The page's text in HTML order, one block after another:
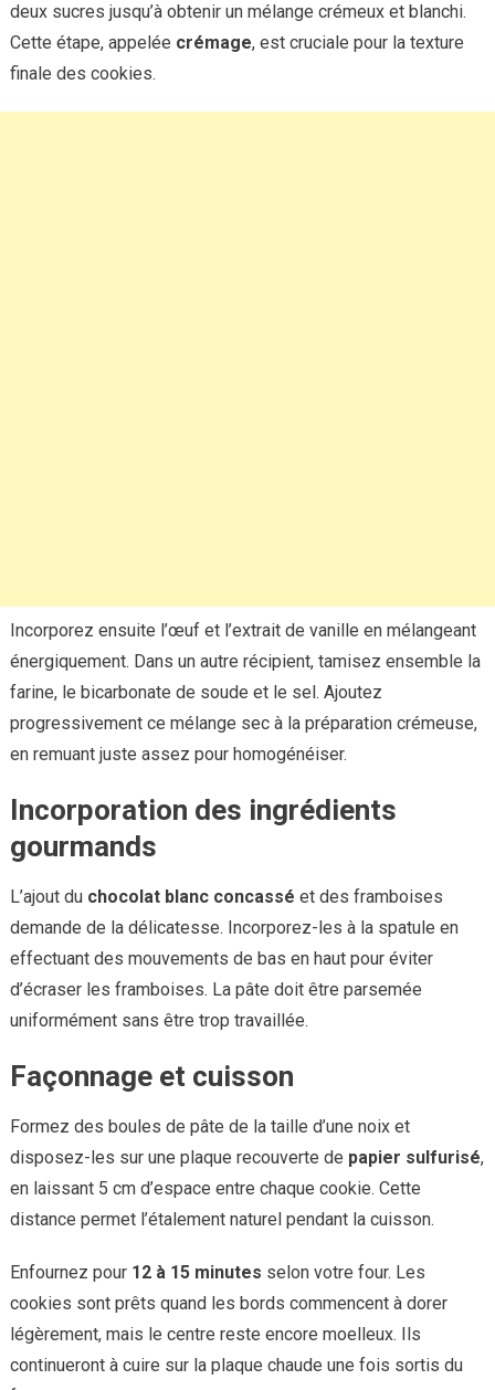
deux sucres jusqu’à obtenir un mélange crémeux et blanchi.
Cette étape, appelée crémage, est cruciale pour la texture
finale des cookies.
Incorporez ensuite l’œuf et l’extrait de vanille en mélangeant
énergiquement. Dans un autre récipient, tamisez ensemble la
farine, le bicarbonate de soude et le sel. Ajoutez
progressivement ce mélange sec à la préparation crémeuse,
en remuant juste assez pour homogénéiser.
Incorporation des ingrédients
gourmands
L’ajout du chocolat blanc concassé et des framboises
demande de la délicatesse. Incorporez-les à la spatule en
effectuant des mouvements de bas en haut pour éviter
d’écraser les framboises. La pâte doit être parsemée
uniformément sans être trop travaillée.
Façonnage et cuisson
Formez des boules de pâte de la taille d’une noix et
disposez-les sur une plaque recouverte de papier sulfurisé,
en laissant 5 cm d’espace entre chaque cookie. Cette
distance permet l’étalement naturel pendant la cuisson.
Enfournez pour 12 à 15 minutes selon votre four. Les
cookies sont prêts quand les bords commencent à dorer
légèrement, mais le centre reste encore moelleux. Ils
continueront à cuire sur la plaque chaude une fois sortis du